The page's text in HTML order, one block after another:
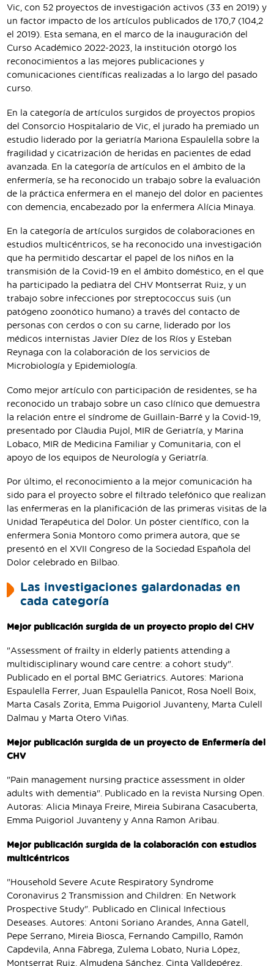
Vic, con 52 proyectos de investigación activos (33 en 2019) y
un factor impacto de los artículos publicados de 170,7 (104,2
el 2019). Esta semana, en el marco de la inauguración del
Curso Académico 2022-2023, la institución otorgó los
reconocimientos a las mejores publicaciones y
comunicaciones científicas realizadas a lo largo del pasado
curso.
En la categoría de artículos surgidos de proyectos propios
del Consorcio Hospitalario de Vic, el jurado ha premiado un
estudio liderado por la geriatría Mariona Espaulella sobre la
fragilidad y cicatrización de heridas en pacientes de edad
avanzada. En la categoría de artículos en el ámbito de la
enfermería, se ha reconocido un trabajo sobre la evaluación
de la práctica enfermera en el manejo del dolor en pacientes
con demencia, encabezado por la enfermera Alícia Minaya.
En la categoría de artículos surgidos de colaboraciones en
estudios multicéntricos, se ha reconocido una investigación
que ha permitido descartar el papel de los niños en la
transmisión de la Covid-19 en el ámbito doméstico, en el que
ha participado la pediatra del CHV Montserrat Ruiz, y un
trabajo sobre infecciones por streptococcus suis (un
patógeno zoonótico humano) a través del contacto de
personas con cerdos o con su carne, liderado por los
médicos internistas Javier Díez de los Ríos y Esteban
Reynaga con la colaboración de los servicios de
Microbiología y Epidemiología.
Como mejor artículo con participación de residentes, se ha
reconocido un trabajo sobre un caso clínico que demuestra
la relación entre el síndrome de Guillain-Barré y la Covid-19,
presentado por Clàudia Pujol, MIR de Geriatría, y Marina
Lobaco, MIR de Medicina Familiar y Comunitaria, con el
apoyo de los equipos de Neurología y Geriatría.
Por último, el reconocimiento a la mejor comunicación ha
sido para el proyecto sobre el filtrado telefónico que realizan
las enfermeras en la planificación de las primeras visitas de la
Unidad Terapéutica del Dolor. Un póster científico, con la
enfermera Sonia Montoro como primera autora, que se
presentó en el XVII Congreso de la Sociedad Española del
Dolor celebrado en Bilbao.
Las investigaciones galardonadas en
cada categoría
Mejor publicación surgida de un proyecto propio del CHV
"Assessment of frailty in elderly patients attending a
multidisciplinary wound care centre: a cohort study".
Publicado en el portal BMC Geriatrics. Autores: Mariona
Espaulella Ferrer, Juan Espaulella Panicot, Rosa Noell Boix,
Marta Casals Zorita, Emma Puigoriol Juvanteny, Marta Culell
Dalmau y Marta Otero Viñas.
Mejor publicación surgida de un proyecto de Enfermería del
CHV
"Pain management nursing practice assessment in older
adults with dementia". Publicado en la revista Nursing Open.
Autoras: Alicia Minaya Freire, Mireia Subirana Casacuberta,
Emma Puigoriol Juvanteny y Anna Ramon Aribau.
Mejor publicación surgida de la colaboración con estudios
multicéntricos
"Household Severe Acute Respiratory Syndrome
Coronavirus 2 Transmission and Children: En Network
Prospective Study". Publicado en Clinical Infectious
Deseases. Autores: Antoni Soriano Arandes, Anna Gatell,
Pepe Serrano, Mireia Biosca, Fernando Campillo, Ramón
Capdevila, Anna Fàbrega, Zulema Lobato, Nuria López,
Montserrat Ruiz, Almudena Sánchez, Cinta Valldepérez,